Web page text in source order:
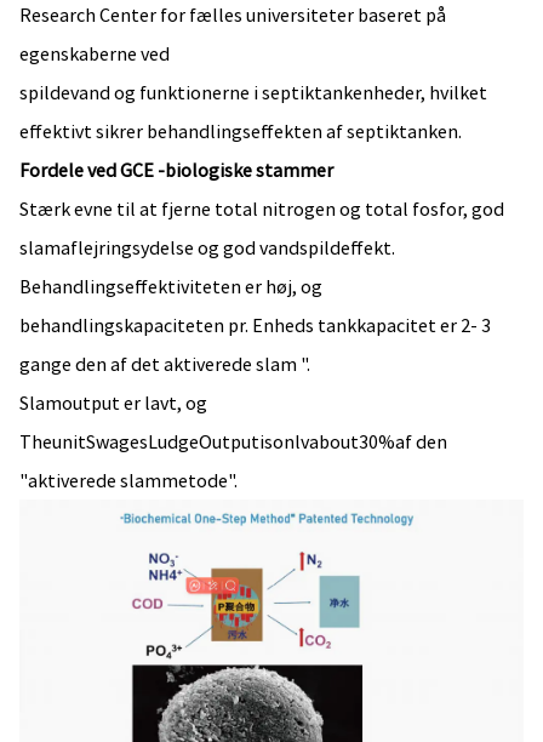
Research Center for fælles universiteter baseret på
egenskaberne ved
spildevand og funktionerne i septiktankenheder, hvilket
effektivt sikrer behandlingseffekten af ​​septiktanken.
Fordele ved GCE -biologiske stammer
Stærk evne til at fjerne total nitrogen og total fosfor, god
slamaflejringsydelse og god vandspildeffekt.
Behandlingseffektiviteten er høj, og
behandlingskapaciteten pr. Enheds tankkapacitet er 2- 3
gange den af ​​det aktiverede slam ".
Slamoutput er lavt, og
TheunitSwagesLudgeOutputisonlvabout30%af den
"aktiverede slammetode".